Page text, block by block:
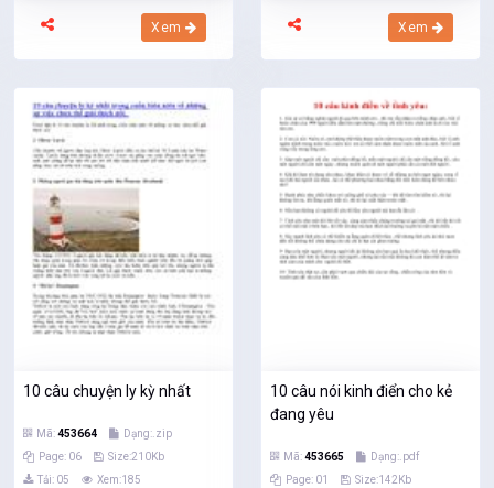
Xem Xem
10 câu chuyện ly kỳ nhất
Mã:453664
Dạng:.zip
Page: 06
Size:210Kb
Tải: 05
Xem:185
10 câu nói kinh điển cho kẻ
đang yêu
Mã:453665
Dạng:.pdf
Page: 01
Size:142Kb